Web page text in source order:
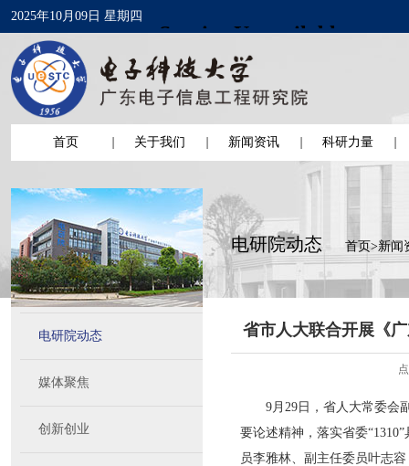
2025年10月09日 星期四
首页 关于我们 新闻资讯 科研力量
电研院动态
媒体聚焦
创新创业
电研院动态 首页>新闻
省市人大联合开展《
9月29日，省人大常委会副
要论述精神，落实省委
员李雅林、副主任委员叶志